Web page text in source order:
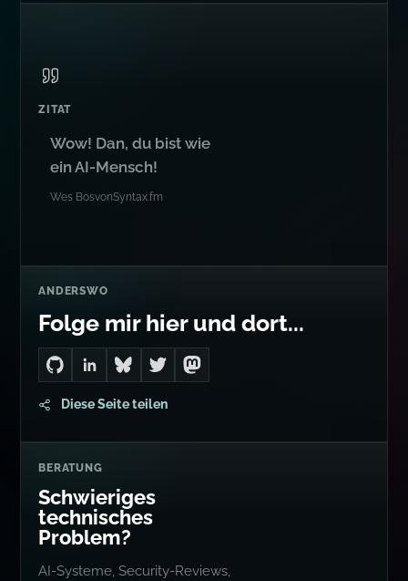
ZITAT
Wow! Dan, du bist wie
ein AI-Mensch!
Wes BosvonSyntax.fm
ANDERSWO
Folge mir hier und dort...
Go to Dan's GitHub
Connect with me on LinkedIn
Follow me on Bluesky
Follow me on Twitter
Follow me on Mastodon
Diese Seite teilen
BERATUNG
Schwieriges
technisches
Problem?
AI-Systeme, Security-Reviews,